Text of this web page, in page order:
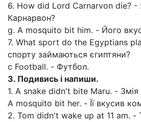
6. How did Lord Carnarvon die?
Карнарвон?
g. A mosquito bit him. - Його
7. What sport do the Egyptians
спорту займаються єгиптяни?
с Football. - Футбол.
3. Подивись і напиши.
1. A snake didn't bite Maru. -
A mosquito bit her. - Її вкусив
2. Tom didn't wake up at 11 am. -